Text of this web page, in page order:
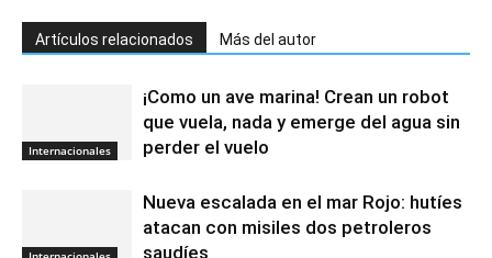
Artículos relacionados Más del autor
Internacionales
¡Como un ave marina! Crean un robot
que vuela, nada y emerge del agua sin
perder el vuelo
Nueva escalada en el mar Rojo: hutíes
atacan con misiles dos petroleros
saudíes